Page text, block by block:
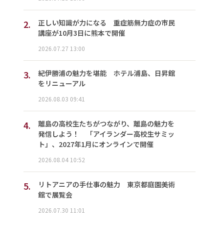
2.
正しい知識が力になる 重症筋無力症の市民
講座が10月3日に熊本で開催
2026.07.27 13:00
3.
紀伊勝浦の魅力を堪能 ホテル浦島、日昇館
をリニューアル
2026.08.03 09:41
4.
離島の高校生たちがつながり、離島の魅力を
発信しよう！ 「アイランダー高校生サミッ
ト」、2027年1月にオンラインで開催
2026.08.04 10:52
5.
リトアニアの手仕事の魅力 東京都庭園美術
館で展覧会
2026.07.30 11:01